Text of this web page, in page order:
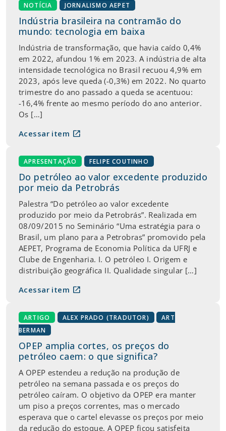
NOTÍCIA JORNALISMO AEPET
Indústria brasileira na contramão do
mundo: tecnologia em baixa
Indústria de transformação, que havia caído 0,4%
em 2022, afundou 1% em 2023. A indústria de alta
intensidade tecnológica no Brasil recuou 4,9% em
2023, após leve queda (-0,3%) em 2022. No quarto
trimestre do ano passado a queda se acentuou:
-16,4% frente ao mesmo período do ano anterior.
Os […]
Acessar item open_in_new
APRESENTAÇÃO FELIPE COUTINHO
Do petróleo ao valor excedente produzido
por meio da Petrobrás
Palestra “Do petróleo ao valor excedente
produzido por meio da Petrobrás”. Realizada em
08/09/2015 no Seminário “Uma estratégia para o
Brasil, um plano para a Petrobras” promovido pela
AEPET, Programa de Economia Política da UFRJ e
Clube de Engenharia. I. O petróleo I. Origem e
distribuição geográfica II. Qualidade singular […]
Acessar item open_in_new
ARTIGO ALEX PRADO (TRADUTOR)
ART
BERMAN
OPEP amplia cortes, os preços do
petróleo caem: o que significa?
A OPEP estendeu a redução na produção de
petróleo na semana passada e os preços do
petróleo caíram. O objetivo da OPEP era manter
um piso a preços correntes, mas o mercado
esperava que o cartel elevasse os preços por meio
da redução do estoque. A OPEP ficou satisfeita